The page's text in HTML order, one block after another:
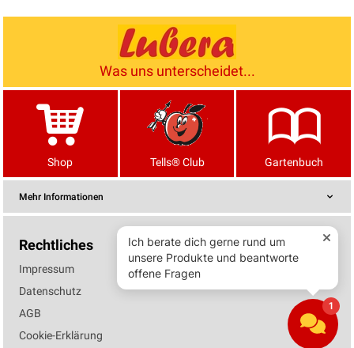
Was uns unterscheidet...
Shop Tells® Club Gartenbuch
Mehr Informationen
Rechtliches
Impressum
Datenschutz
AGB
Cookie-Erklärung